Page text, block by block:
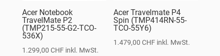
Acer Notebook
TravelMate P2
(TMP215-55-G2-TCO-
536X)
1.299,00 CHF inkl. MwSt.
Acer Travelmate P4
Spin (TMP414RN-55-
TCO-55Y6)
1.479,00CHF inkl. MwSt.